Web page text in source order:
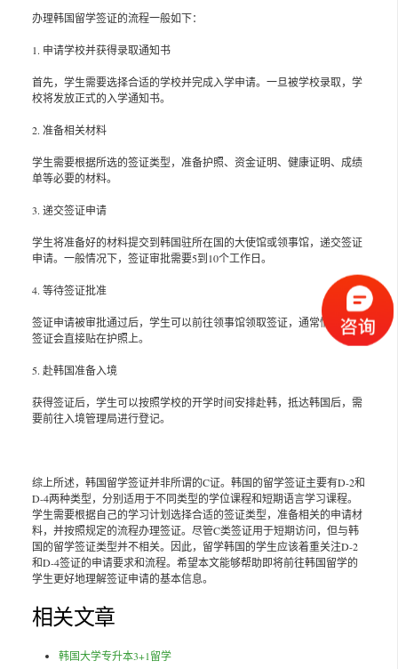
办理韩国留学签证的流程一般如下：
1. 申请学校并获得录取通知书
首先，学生需要选择合适的学校并完成入学申请。一旦被学校录取，学
校将发放正式的入学通知书。
2. 准备相关材料
学生需要根据所选的签证类型，准备护照、资金证明、健康证明、成绩
单等必要的材料。
3. 递交签证申请
学生将准备好的材料提交到韩国驻所在国的大使馆或领事馆，递交签证
申请。一般情况下，签证审批需要5到10个工作日。
4. 等待签证批准
签证申请被审批通过后，学生可以前往领事馆领取签证，通常情况下，
签证会直接贴在护照上。
5. 赴韩国准备入境
获得签证后，学生可以按照学校的开学时间安排赴韩，抵达韩国后，需
要前往入境管理局进行登记。
综上所述，韩国留学签证并非所谓的C证。韩国的留学签证主要有D-2和
D-4两种类型，分别适用于不同类型的学位课程和短期语言学习课程。
学生需要根据自己的学习计划选择合适的签证类型，准备相关的申请材
料，并按照规定的流程办理签证。尽管C类签证用于短期访问，但与韩
国的留学签证类型并不相关。因此，留学韩国的学生应该着重关注D-2
和D-4签证的申请要求和流程。希望本文能够帮助即将前往韩国留学的
学生更好地理解签证申请的基本信息。
相关文章
韩国大学专升本3+1留学